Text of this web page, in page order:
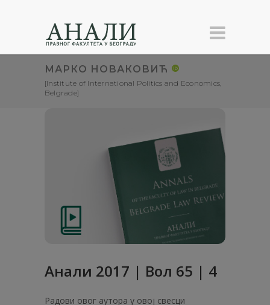
МАРКО НОВАКОВИЋ
[Institute of International Politics and Economics,
Belgrade]
Анали 2017 | Вол 65 | 4
Радови овог аутора у овој свесци